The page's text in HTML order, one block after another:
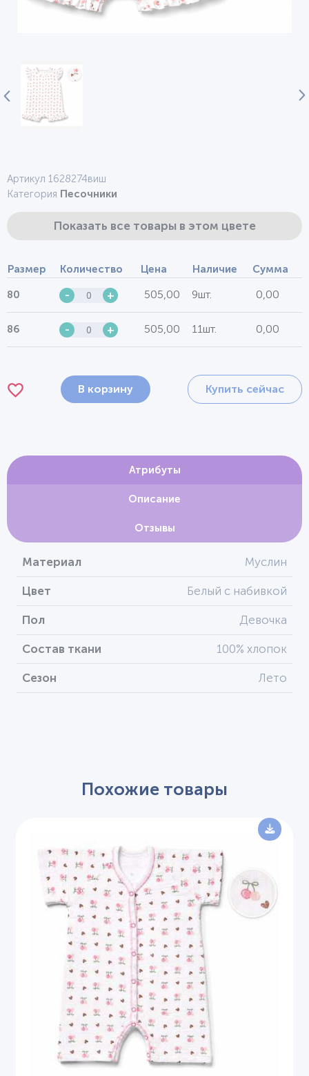
Артикул 1628274виш
Категория Песочники
Показать все товары в этом цвете
Размер Количество Цена Наличие Сумма
80 - + 505,00 9шт. 0,00
86 - + 505,00 11шт. 0,00
В корзину Купить сейчас
Атрибуты
Описание
Отзывы
Материал Муслин
Цвет Белый с набивкой
Пол Девочка
Состав ткани 100% хлопок
Сезон Лето
Похожие товары